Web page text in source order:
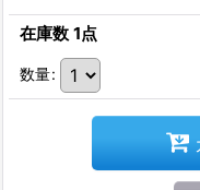
在庫数 1点
数量: